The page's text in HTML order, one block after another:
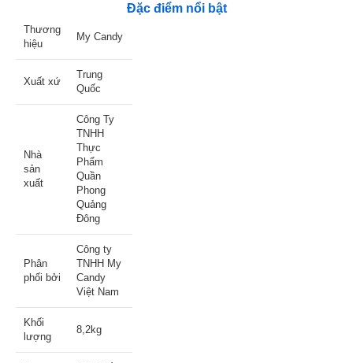
Đặc điểm nổi bật
Thương
hiệu
My Candy
Xuất xứ
Trung
Quốc
Nhà
sản
xuất
Công Ty
TNHH
Thực
Phẩm
Quần
Phong
Quảng
Đông
Phân
phối bởi
Công ty
TNHH My
Candy
Việt Nam
Khối
lượng
8,2kg